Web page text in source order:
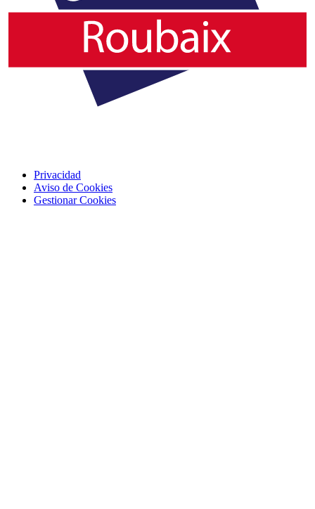
Privacidad
Aviso de Cookies
Gestionar Cookies